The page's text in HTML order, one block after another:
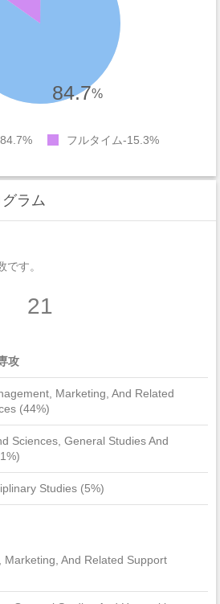
84.7%
84.7% フルタイム 15.3%
ラム
す。
21
攻
Marketing, And Related
(44%)
Sciences, General Studies And
Studies (5%)
Marketing, And Related Support